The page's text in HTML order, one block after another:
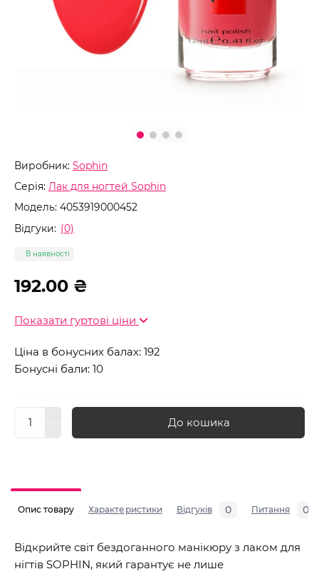
Виробник: Sophin
Серія: Лак для ногтей Sophin
Модель: 4053919000452
Відгуки: (0)
В наявності
192.00 ₴
Показати гуртові ціни
Ціна в бонусних балах: 192
Бонусні бали: 10
До кошика
Опис товару Характеристики Відгуків 0 Питання 0
Відкрийте світ бездоганного манікюру з лаком для
нігтів SOPHIN, який гарантує не лише